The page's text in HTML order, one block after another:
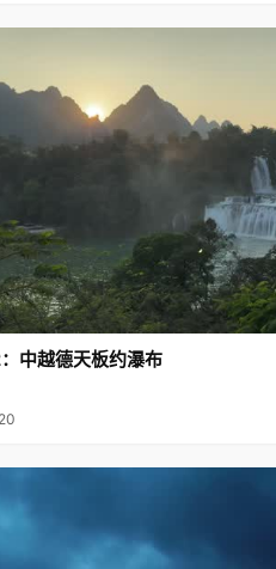
带一个用棉布包着的木箱，吆喝着：卖
淋。但我们吸溜着冰棍，却甜在心里，心
有多美了。 在那遥远的麦收季节，积淀的永远是一种沉甸甸
的喜悦与收获，繁忙而充实，紧张而欣喜！ 或许，这份回忆
早已成了一种绝版的珍藏。或许，今天对
也已成为天方夜谭里的故事了吧。 知了又开始叫了，又是一
中越德天板约瀑布